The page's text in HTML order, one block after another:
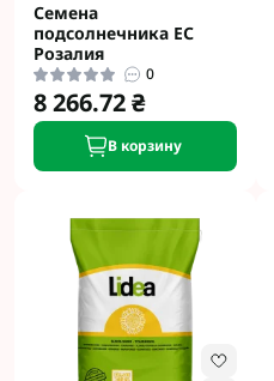
Семена
подсолнечника ЕС
Розалия
0
8 266.72 ₴
В корзину